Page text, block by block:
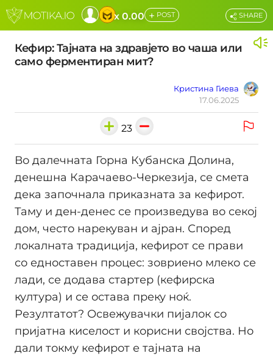
x 0.00 + POST
Кефир: Тајната на здравјето во чаша или
само ферментиран мит?
Кристина Гиева
17.06.2025
SHARE
23
Во далечната Горна Кубанска Долина,
денешна Карачаево-Черкезија, се смета
дека започнала приказната за кефирот.
Таму и ден-денес се произведува во секој
дом, често нарекуван и ајран. Според
локалната традиција, кефирот се прави
со едноставен процес: зовриено млеко се
лади, се додава стартер (кефирска
култура) и се остава преку ноќ.
Резултатот? Освежувачки пијалок со
пријатна киселост и корисни својства. Но
дали токму кефирот е тајната на